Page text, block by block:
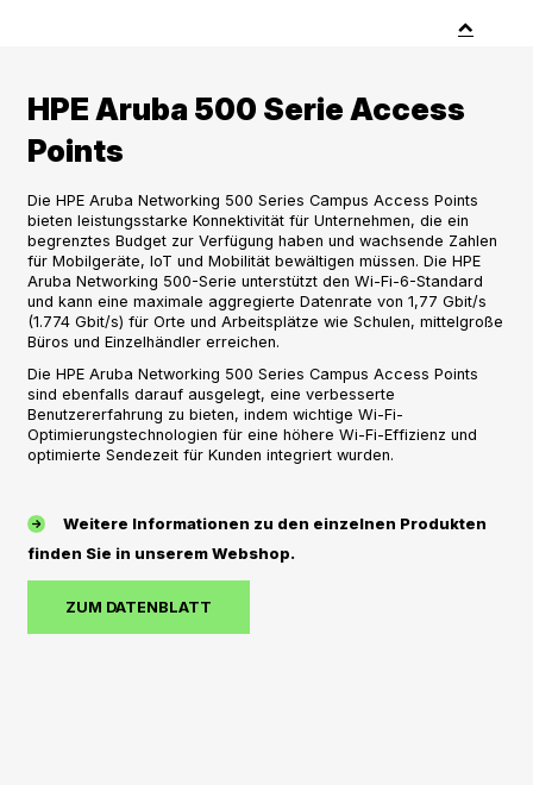
HPE Aruba 500 Serie Access
Points
Die HPE Aruba Networking 500 Series Campus Access Points
bieten leistungsstarke Konnektivität für Unternehmen, die ein
begrenztes Budget zur Verfügung haben und wachsende Zahlen
für Mobilgeräte, IoT und Mobilität bewältigen müssen. Die HPE
Aruba Networking 500-Serie unterstützt den Wi-Fi-6-Standard
und kann eine maximale aggregierte Datenrate von 1,77 Gbit/s
(1.774 Gbit/s) für Orte und Arbeitsplätze wie Schulen, mittelgroße
Büros und Einzelhändler erreichen.
Die HPE Aruba Networking 500 Series Campus Access Points
sind ebenfalls darauf ausgelegt, eine verbesserte
Benutzererfahrung zu bieten, indem wichtige Wi-Fi-
Optimierungstechnologien für eine höhere Wi-Fi-Effizienz und
optimierte Sendezeit für Kunden integriert wurden.
Weitere Informationen zu den einzelnen Produkten
finden Sie in unserem Webshop.
ZUM DATENBLATT